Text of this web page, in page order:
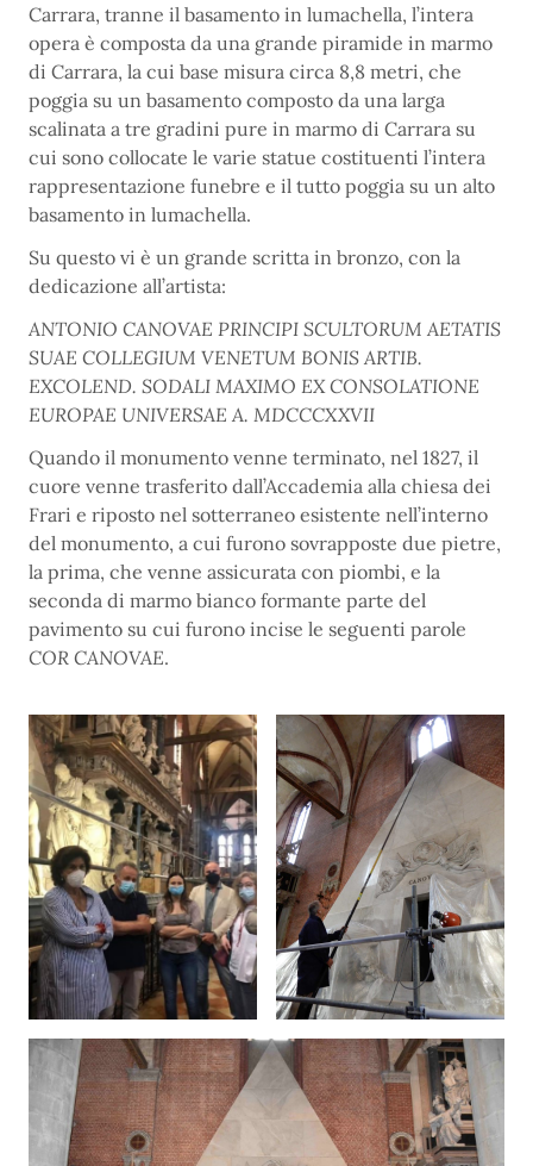
Carrara, tranne il basamento in lumachella, l’intera
opera è composta da una grande piramide in marmo
di Carrara, la cui base misura circa 8,8 metri, che
poggia su un basamento composto da una larga
scalinata a tre gradini pure in marmo di Carrara su
cui sono collocate le varie statue costituenti l’intera
rappresentazione funebre e il tutto poggia su un alto
basamento in lumachella.
Su questo vi è un grande scritta in bronzo, con la
dedicazione all’artista:
ANTONIO CANOVAE PRINCIPI SCULTORUM AETATIS
SUAE COLLEGIUM VENETUM BONIS ARTIB.
EXCOLEND. SODALI MAXIMO EX CONSOLATIONE
EUROPAE UNIVERSAE A. MDCCCXXVII
Quando il monumento venne terminato, nel 1827, il
cuore venne trasferito dall’Accademia alla chiesa dei
Frari e riposto nel sotterraneo esistente nell’interno
del monumento, a cui furono sovrapposte due pietre,
la prima, che venne assicurata con piombi, e la
seconda di marmo bianco formante parte del
pavimento su cui furono incise le seguenti parole
COR CANOVAE.